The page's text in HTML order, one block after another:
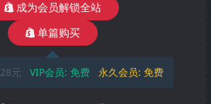
成为会员解锁全站
单篇购买
28元 VIP会员: 免费 永久会员: 免费